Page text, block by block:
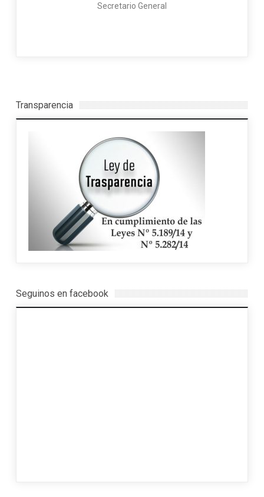
Secretario General
Transparencia
Seguinos en facebook